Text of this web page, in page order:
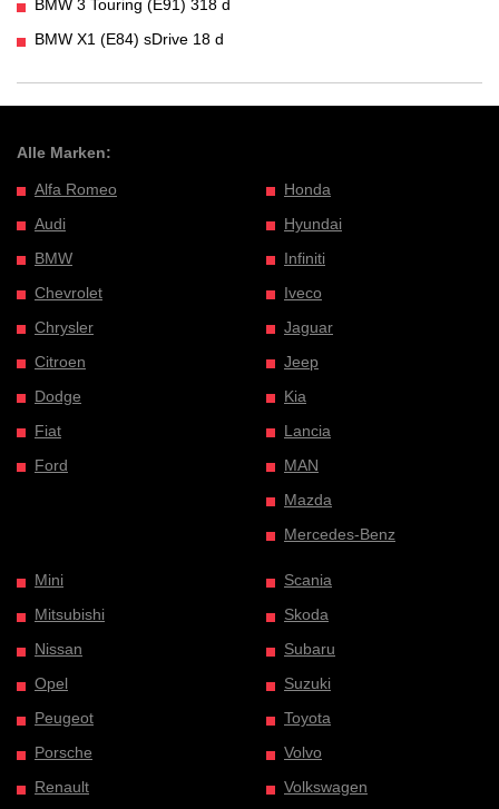
BMW 3 Touring (E91) 318 d
BMW X1 (E84) sDrive 18 d
Alle Marken:
Alfa Romeo
Audi
BMW
Chevrolet
Chrysler
Citroen
Dodge
Fiat
Ford
Honda
Hyundai
Infiniti
Iveco
Jaguar
Jeep
Kia
Lancia
MAN
Mazda
Mercedes-Benz
Mini
Mitsubishi
Nissan
Opel
Peugeot
Porsche
Renault
Scania
Skoda
Subaru
Suzuki
Toyota
Volvo
Volkswagen